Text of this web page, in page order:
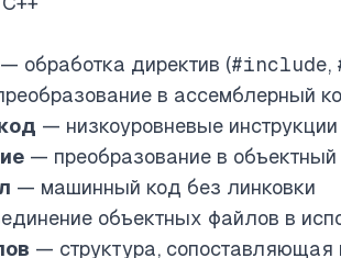
— обработка директив (#include,
в ассемблерный
— низкоуровневые инструкции
— преобразование в объектный
— машинный код без линковки
объектных файлов в
— структура,